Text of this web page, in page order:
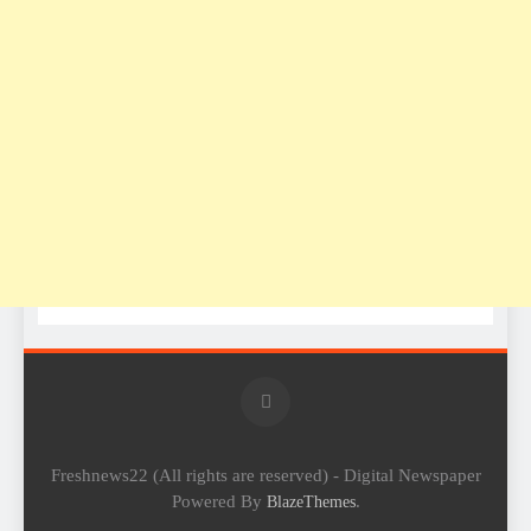
Freshnews22 (All rights are reserved) - Digital Newspaper
Powered By BlazeThemes.